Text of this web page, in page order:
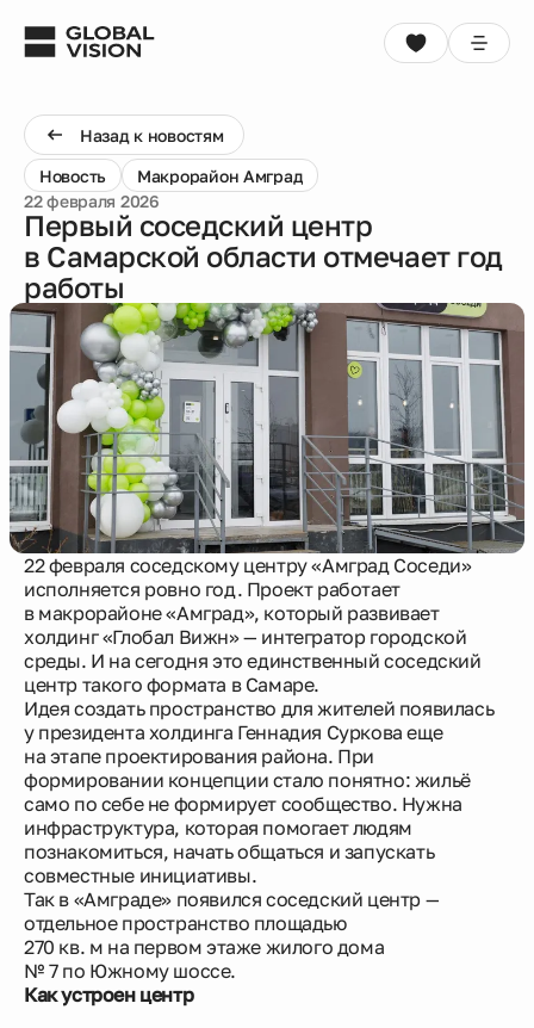
Выбрать квартиру
Проекты
Недвижимость
Коммерция
Кладовые
Акции
Способы покупки
Новости
О компании
Жителям
Камеры
Тендеры
Партнерам
Контакты
Назад к новостям
Новость
Макрорайон Амград
22 февраля 2026
Первый соседский центр
в Самарской области отмечает год
работы
22 февраля соседскому центру «Амград Соседи»
исполняется ровно год. Проект работает
в макрорайоне «Амград», который развивает
холдинг «Глобал Вижн» — интегратор городской
среды. И на сегодня это единственный соседский
центр такого формата в Самаре.
Идея создать пространство для жителей появилась
у президента холдинга Геннадия Суркова еще
на этапе проектирования района. При
формировании концепции стало понятно: жильё
само по себе не формирует сообщество. Нужна
инфраструктура, которая помогает людям
познакомиться, начать общаться и запускать
совместные инициативы.
Так в «Амграде» появился соседский центр —
отдельное пространство площадью
270 кв. м на первом этаже жилого дома
№ 7 по Южному шоссе.
Как устроен центр